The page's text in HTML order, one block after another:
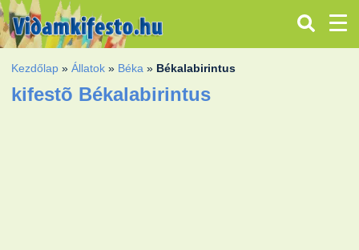
Kezdőlap »Állatok » Béka » Békalabirintus
kifestõ Békalabirintus